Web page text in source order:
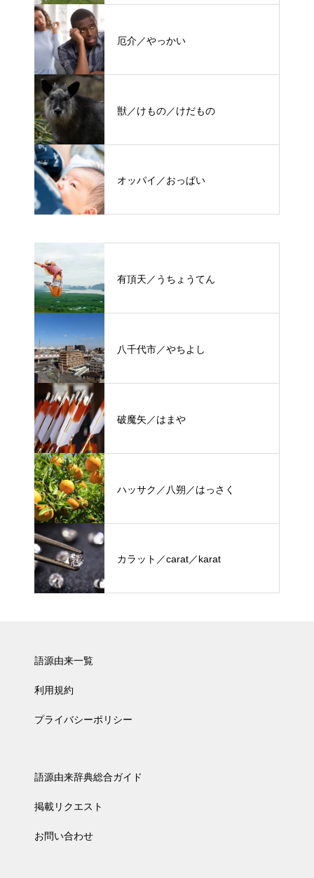
厄介／やっかい
獣／けもの／けだもの
オッパイ／おっぱい
有頂天／うちょうてん
八千代市／やちよし
破魔矢／はまや
ハッサク／八朔／はっさく
カラット／carat／karat
語源由来一覧
利用規約
プライバシーポリシー
語源由来辞典総合ガイド
掲載リクエスト
お問い合わせ